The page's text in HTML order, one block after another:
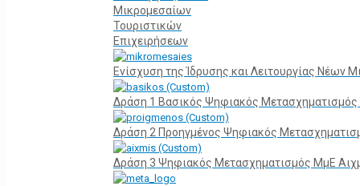
Μικρομεσαίων
Τουριστικών
Επιχειρήσεων
Ενίσχυση της Ίδρυσης και Λειτουργίας Νέων
Δράση 1 Βασικός Ψηφιακός
Δράση 2 Προηγμένος Ψηφιακός
Δράση 3 Ψηφιακός Μετασχηματισμός ΜμΕ